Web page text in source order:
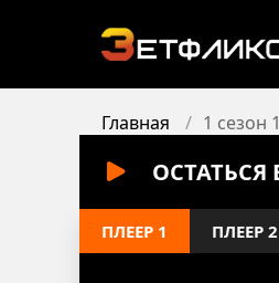
Главная 1 сезон
ПЛЕЕР 1 ПЛЕЕР 2